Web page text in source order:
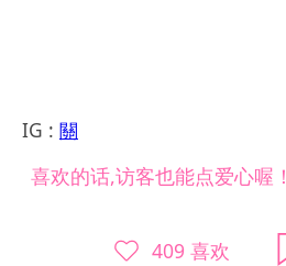
IG : 關
喜欢的话,访客也能点爱心喔！
409 喜欢